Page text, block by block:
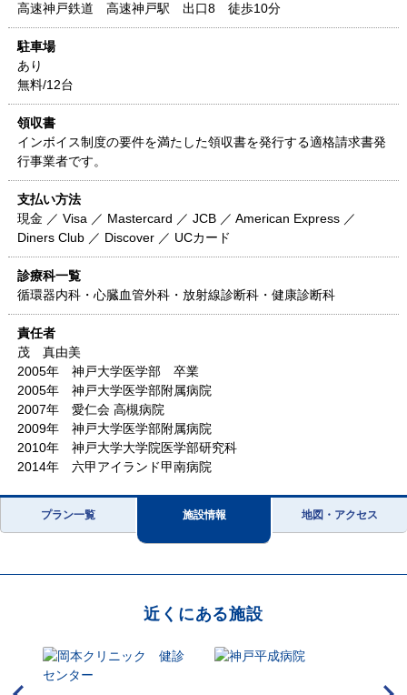
高速神戸鉄道 高速神戸駅 出口8 徒歩10分
駐車場
あり
無料/12台
領収書
インボイス制度の要件を満たした領収書を発行する適格請求書発
行事業者です。
支払い方法
現金 ／ Visa ／ Mastercard ／ JCB ／ American Express ／
Diners Club ／ Discover ／ UCカード
診療科一覧
循環器内科・心臓血管外科・放射線診断科・健康診断科
責任者
茂 真由美
2005年 神戸大学医学部 卒業
2005年 神戸大学医学部附属病院
2007年 愛仁会 高槻病院
2009年 神戸大学医学部附属病院
2010年 神戸大学大学院医学部研究科
2014年 六甲アイランド甲南病院
プラン一覧 施設情報 地図・アクセス
近くにある施設